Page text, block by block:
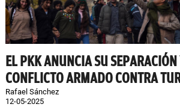
EL PKK ANUNCIA SU
CONFLICTO ARMADO CONTRA
Rafael Sánchez
12-05-2025